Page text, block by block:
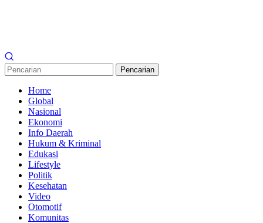
Pencarian
Home
Global
Nasional
Ekonomi
Info Daerah
Hukum & Kriminal
Edukasi
Lifestyle
Politik
Kesehatan
Video
Otomotif
Komunitas